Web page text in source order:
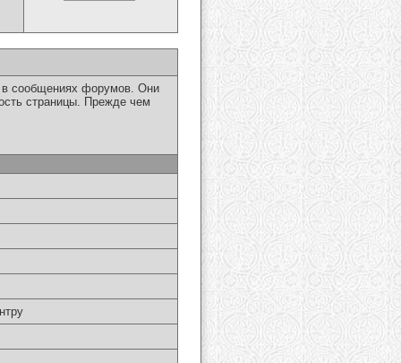
в сообщениях форумов. Они
страницы. Прежде чем